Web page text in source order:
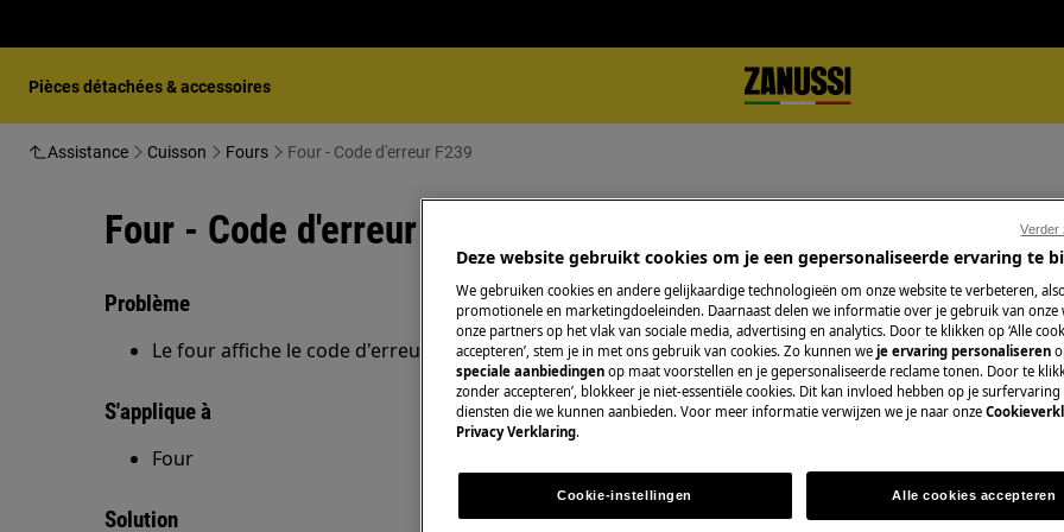
Pièces détachées & accessoires
Assistance Cuisson Fours Four - Code d'erreur F239
Four - Code d'erreur F239
Problème
Le four affiche le code d'erreur F239 à l'écran.
S'applique à
Four
Solution
Réparation par
Fixez un rendez-
qualifiés Zanussi
qualités
Réserver une
Deze website gebruikt cookies om je een gepersonaliseerde ervaring te
We gebruiken cookies en andere gelijkaardige technologieën om onze website te verbeteren,
promotionele en marketingdoeleinden. Daarnaast delen we informatie over je gebruik van onze
onze partners op het vlak van sociale media, advertising en analytics. Door te klikken op ‘Alle
accepteren’, stem je in met ons gebruik van cookies. Zo kunnen we je ervaring personaliseren
speciale aanbiedingen op maat voorstellen en je gepersonaliseerde reclame tonen. Door te
zonder accepteren’, blokkeer je niet-essentiële cookies. Dit kan invloed hebben op je
diensten die we kunnen aanbieden. Voor meer informatie verwijzen we je naar onze
Privacy Verklaring.
Cookie-instellingen Alle cookies accepteren
Verder